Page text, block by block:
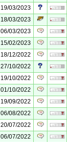
19/03/2023
18/03/2023
06/03/2023
15/02/2023
18/12/2022
27/10/2022
19/10/2022
01/10/2022
19/09/2022
06/08/2022
20/07/2022
06/07/2022